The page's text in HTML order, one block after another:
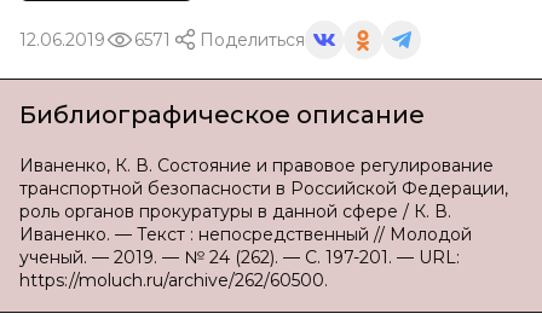
12.06.2019 6571 Поделиться
Библиографическое описание
Иваненко, К. В. Состояние и правовое регулирование
транспортной безопасности в Российской Федерации,
роль органов прокуратуры в данной сфере / К. В.
Иваненко. — Текст : непосредственный // Молодой
ученый. — 2019. — № 24 (262). — С. 197-201. — URL:
https://moluch.ru/archive/262/60500.